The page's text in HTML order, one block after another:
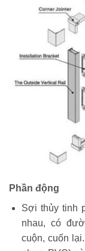
Phần động
Sợi thủy tinh
nhau, có
cuộn, cuốn